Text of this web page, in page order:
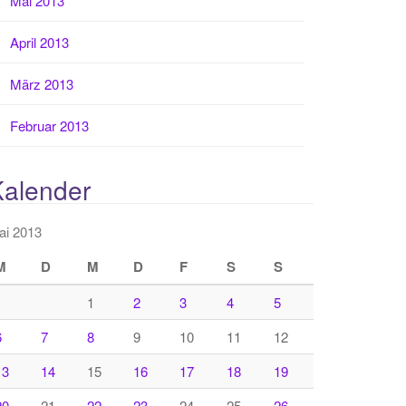
April 2013
März 2013
Februar 2013
2013
D M D F S S
1 2 3 4
5
7 8 9 10 11
12
14 15 16 17 18
19